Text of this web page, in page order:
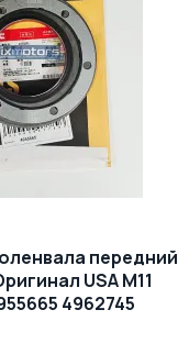
передний
USA M11
4962745